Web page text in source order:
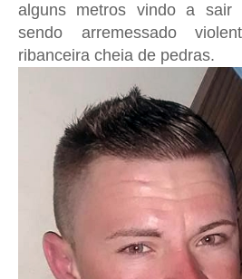
alguns metros vindo a sair
sendo arremessado
ribanceira cheia de pedras.